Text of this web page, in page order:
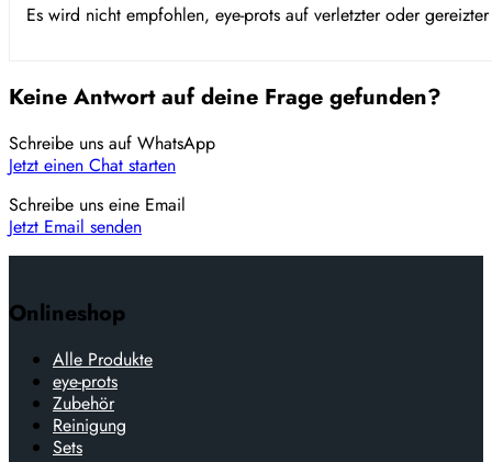
Es wird nicht empfohlen, eye-prots auf verletzter oder
Keine Antwort auf deine Frage gefunden?
Schreibe uns auf WhatsApp
Jetzt einen Chat starten
Schreibe uns eine Email
Jetzt Email senden
Onlineshop
Alle Produkte
eye-prots
Zubehör
Reinigung
Sets